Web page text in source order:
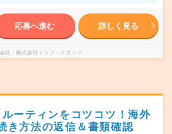
応募へ進む 詳しく見る
社 株式会社トップ・スタッフ
ルーティンをコツコツ！海外
き方法の返信＆書類確認